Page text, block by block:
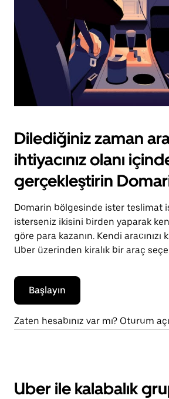
Dilediğiniz zaman
ihtiyacınız olanı
gerçekleştirin
Domarin bölgesinde ister teslimat
isterseniz ikisini birden yaparak
göre para kazanın. Kendi
Uber üzerinden kiralık bir araç
Başlayın
Zaten hesabınız var mı? Oturum
Uber ile kalabalık